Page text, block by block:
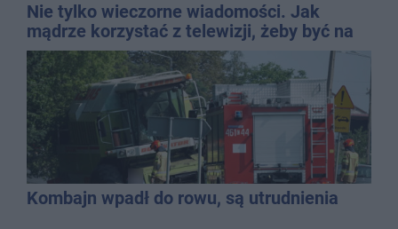
Nie tylko wieczorne wiadomości. Jak
mądrze korzystać z telewizji, żeby być na
bieżąco, ale nie żyć w informacyjnym
chaosie?
Kombajn wpadł do rowu, są utrudnienia